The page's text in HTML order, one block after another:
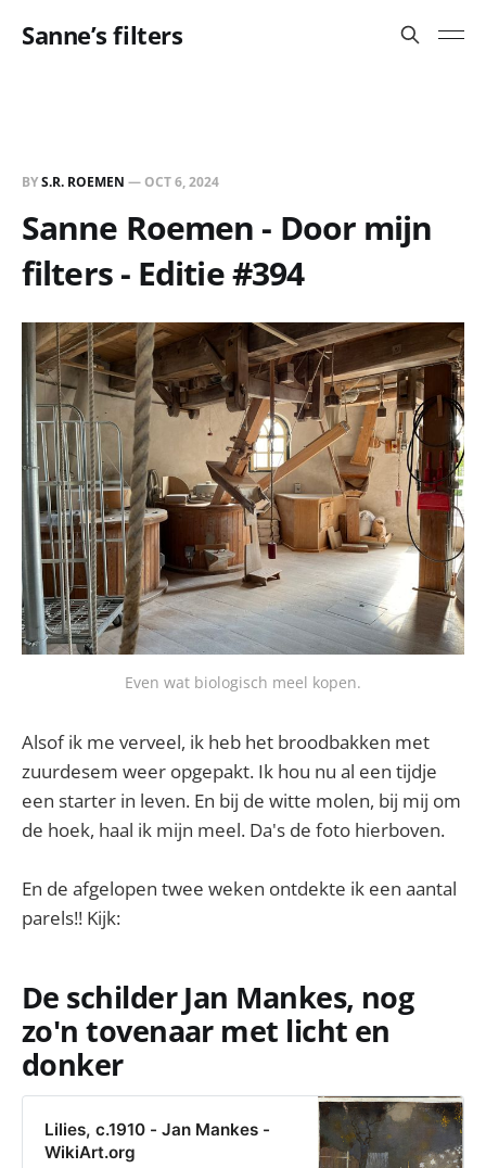
Sanne’s filters
BYS.R. ROEMEN — OCT 6, 2024
Sanne Roemen - Door mijn
filters - Editie #394
Even wat biologisch meel kopen.
Alsof ik me verveel, ik heb het broodbakken met
zuurdesem weer opgepakt. Ik hou nu al een tijdje
een starter in leven. En bij de witte molen, bij mij om
de hoek, haal ik mijn meel. Da's de foto hierboven.
En de afgelopen twee weken ontdekte ik een aantal
parels!! Kijk:
De schilder Jan Mankes, nog
zo'n tovenaar met licht en
donker
Lilies, c.1910 - Jan Mankes -
WikiArt.org